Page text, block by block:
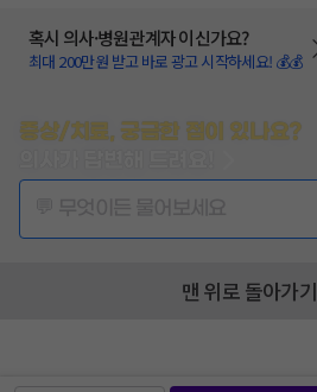
혹시 의사·병원관계자 이신가요?
최대 200만원 받고 바로 광고 시작하세요! 💰💰
증상/치료, 궁금한 점이 있나요?
맨 위로 돌아가기